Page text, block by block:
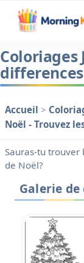
Coloriages
differences
Accueil >
Noël - Trouvez
Sauras-tu trouver
de Noël?
Galerie